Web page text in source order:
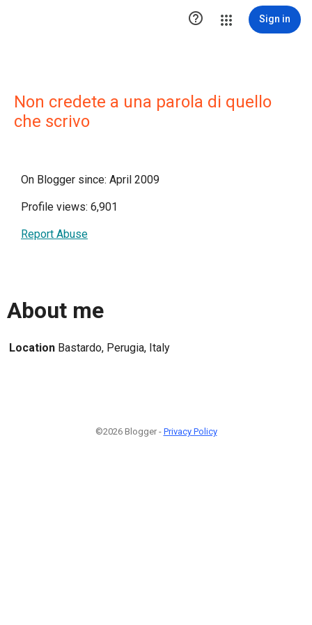
 Sign in
Non credete a una parola di quello
che scrivo
On Blogger since: April 2009
Profile views: 6,901
Report Abuse
About me
Location Bastardo, Perugia, Italy
©2026 Blogger - Privacy Policy